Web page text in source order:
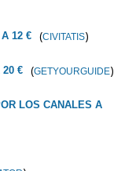
12 € (CIVITATIS)
20 € (GETYOURGUIDE)
LOS CANALES A